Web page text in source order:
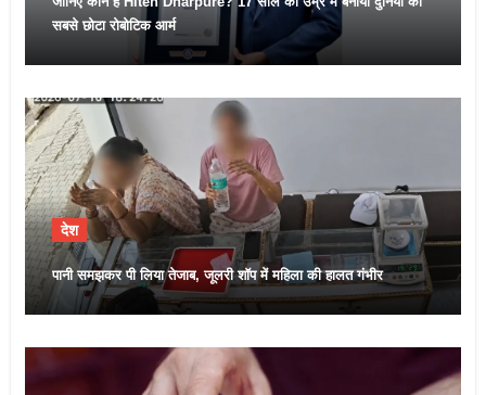
सबसे छोटा रोबोटिक आर्म
देश
पानी समझकर पी लिया तेजाब, जूलरी शॉप में महिला की हालत गंभीर